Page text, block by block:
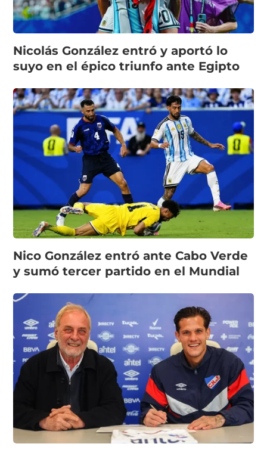
Nicolás González entró y aportó lo
suyo en el épico triunfo ante Egipto
Nico González entró ante Cabo Verde
y sumó tercer partido en el Mundial